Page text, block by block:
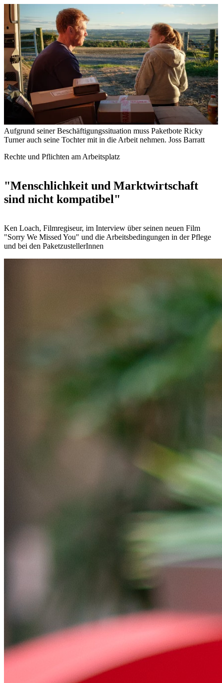
Aufgrund seiner Beschäftigungssituation muss Paketbote Ricky
Turner auch seine Tochter mit in die Arbeit nehmen. Joss Barratt
Rechte und Pflichten am Arbeitsplatz
"Menschlichkeit und Marktwirtschaft
sind nicht kompatibel"
Ken Loach, Filmregiseur, im Interview über seinen neuen Film
"Sorry We Missed You" und die Arbeitsbedingungen in der Pflege
und bei den PaketzustellerInnen